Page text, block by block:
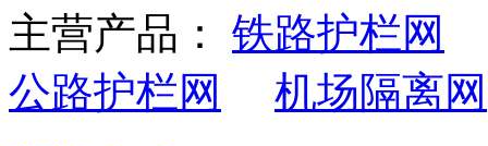
主营产品： 铁路护栏网
公路护栏网
机场隔离网